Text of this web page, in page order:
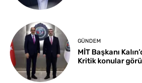
GÜNDEM
MİT Başkanı
Kritik konular